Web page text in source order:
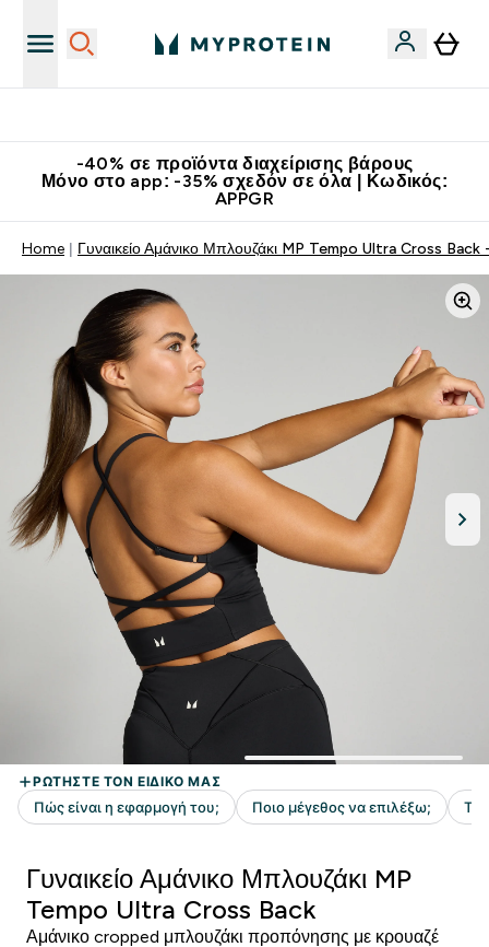
-40% σε προϊόντα διαχείρισης βάρους
Μόνο στο app: -35% σχεδόν σε όλα | Κωδικός:
APPGR
Home Γυναικείο Αμάνικο Μπλουζάκι MP Tempo Ultra Cross Back
Γυναικείο Αμάνικο Μπλουζάκι MP
Tempo Ultra Cross Back
Αμάνικο cropped μπλουζάκι προπόνησης με κρουαζέ